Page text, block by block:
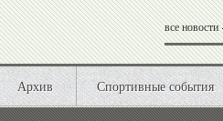
все новости
Архив Спортивные события